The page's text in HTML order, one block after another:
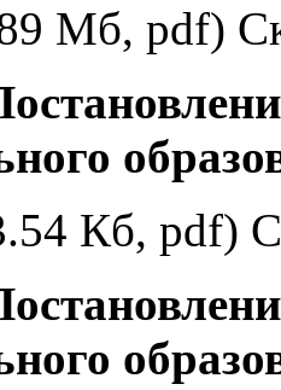
Мб, pdf)
Кб, pdf)